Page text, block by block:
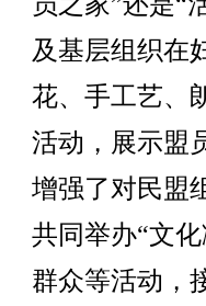
及基层组织在
花、手工艺、
活动，展示盟
增强了对民盟
共同举办“文
群众等活动，